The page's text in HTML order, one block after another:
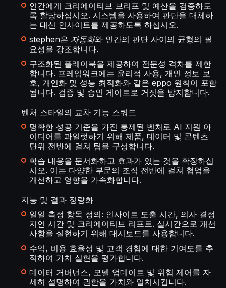
인간에게 크리에이티브 브리프 및 예산을 검증하도
록 할당하십시오. 시스템을 사용하여 판단을 대체하
는 대신 인사이트를 제공하도록 하십시오.
stephen은 자동화와 인간의 판단 사이의 균형의 필
요성을 강조합니다.
구조화된 플레이북을 제공하여 전문성 격차를 제한
합니다. 프레임워크에는 윤리적 사용, 개인 정보 보
호, 개인화 및 성능 최적화와 같은 eppo 원칙이 포함
됩니다. 검증 및 승인 게이트로 거짓을 방지합니다.
벤처 스타일의 교차 기능 스쿼드
명확한 성공 기준을 가진 통제된 벤처로 AI 지원 아
이디어를 파일럿하기 위해 제품, 데이터 및 콘텐츠
단위 전반에 걸쳐 팀을 구성합니다.
학습 내용을 문서화하고 효과가 있는 것을 확장하십
시오. 이는 다양한 부문의 조직 전반에 걸쳐 협업을
개선하고 영향을 가속화합니다.
지능 및 결과 정량화
일일 측정 항목 정의: 인사이트 도출 시간, 의사 결정
지연 시간 및 크리에이티브 리프트. 실시간으로 개선
사항을 실현하기 위해 대시보드를 사용합니다.
수익, 비용 효율성 및 고객 경험에 대한 기여도를 추
적하여 가치 실현을 평가합니다.
데이터 거버넌스, 모델 업데이트 및 위험 제어를 자
세히 설명하여 권한을 가치와 일치시킵니다.